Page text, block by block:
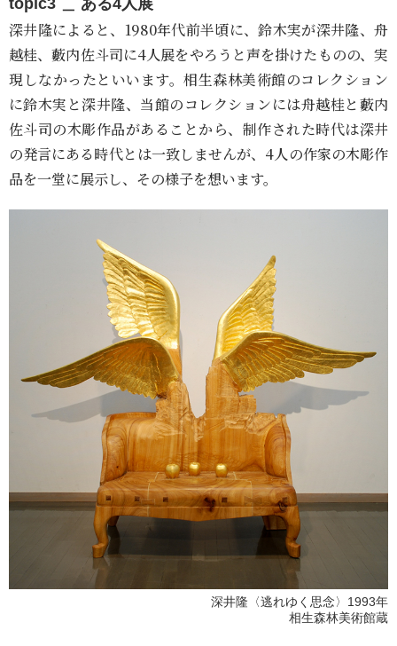
topic3 ＿ ある4人展
深井隆によると、1980年代前半頃に、鈴木実が深井隆、舟
越桂、藪内佐斗司に4人展をやろうと声を掛けたものの、実
現しなかったといいます。相生森林美術館のコレクション
に鈴木実と深井隆、当館のコレクションには舟越桂と藪内
佐斗司の木彫作品があることから、制作された時代は深井
の発言にある時代とは一致しませんが、4人の作家の木彫作
品を一堂に展示し、その様子を想います。
深井隆〈逃れゆく思念〉1993年
相生森林美術館蔵